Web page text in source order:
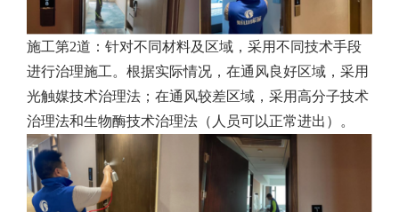
施工第2道：针对不同材料及区域，采用不同技术手段
进行治理施工。根据实际情况，在通风良好区域，采用
光触媒技术治理法；在通风较差区域，采用高分子技术
治理法和生物酶技术治理法（人员可以正常进出）。